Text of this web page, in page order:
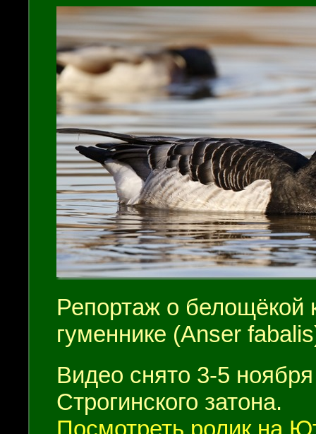
Репортаж о белощёкой
гуменнике (Anser
Видео снято 3-5
Строгинского затона.
Посмотреть ролик на